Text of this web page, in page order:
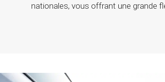
nationales, vous offrant une grande